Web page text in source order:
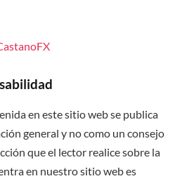
en este sitio web se publica
general y no como un consejo
que el lector realice sobre la
en nuestro sitio web es